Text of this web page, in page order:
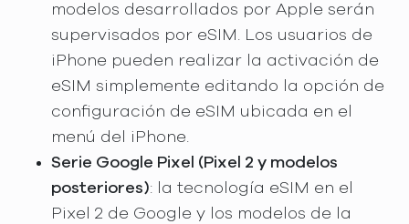
modelos desarrollados por Apple serán
supervisados por eSIM. Los usuarios de
iPhone pueden realizar la activación de
eSIM simplemente editando la opción de
configuración de eSIM ubicada en el
menú del iPhone.
Serie Google Pixel (Pixel 2 y modelos
posteriores): la tecnología eSIM en el
Pixel 2 de Google y los modelos de la